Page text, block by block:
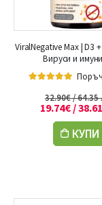
ViralNegative Max | D3
Вируси и
32.90€/ 64.35
19.74€/
КУПИ